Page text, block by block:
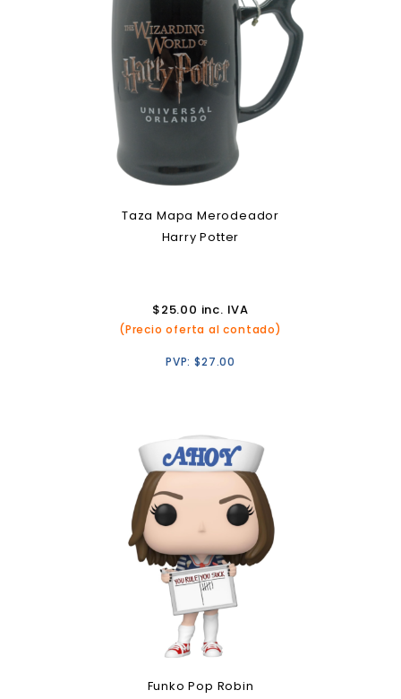
Taza Mapa Merodeador
Harry Potter
$25.00 inc. IVA
(Precio oferta al contado)
PVP:$27.00
Funko Pop Robin